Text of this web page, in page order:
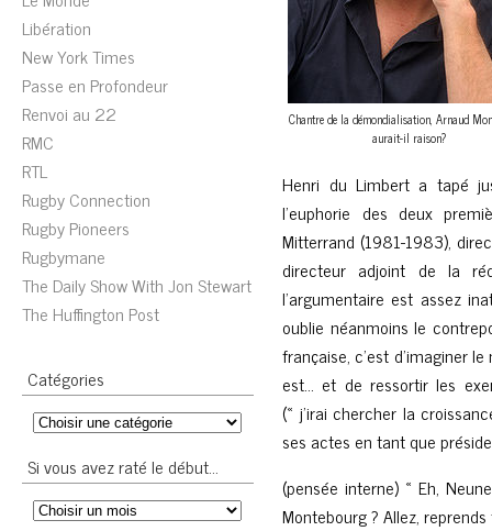
Libération
New York Times
Passe en Profondeur
Renvoi au 22
RMC
RTL
Rugby Connection
Rugby Pioneers
Rugbymane
The Daily Show With Jon Stewart
The Huffington Post
Catégories
Si vous avez raté le début…
Chantre de la démondialisation, Arnaud
aurait-il raison?
Henri du Limbert a tapé
l’euphorie des deux
Mitterrand (1981-1983),
directeur adjoint de la
l’argumentaire est assez
oublie néanmoins le
française, c’est d’imaginer
est… et de ressortir les
(« j’irai chercher la
ses actes en tant que
(pensée interne) « Eh,
Montebourg ? Allez,